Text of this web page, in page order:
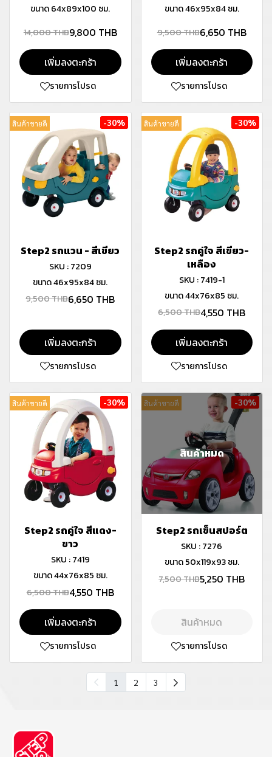
ขนาด 64x89x100 ซม.
14,000 THB9,800 THB
เพิ่มลงตะกร้า
รายการโปรด
ขนาด 46x95x84 ซม.
9,500 THB6,650 THB
เพิ่มลงตะกร้า
รายการโปรด
สินค้าขายดี -30%
Step2 รถแวน - สีเขียว
SKU : 7209
ขนาด 46x95x84 ซม.
9,500 THB6,650 THB
เพิ่มลงตะกร้า
รายการโปรด
สินค้าขายดี -30%
Step2 รถคู่ใจ สีเขียว-
เหลือง
SKU : 7419-1
ขนาด 44x76x85 ซม.
6,500 THB4,550 THB
เพิ่มลงตะกร้า
รายการโปรด
สินค้าขายดี -30%
Step2 รถคู่ใจ สีแดง-
ขาว
SKU : 7419
ขนาด 44x76x85 ซม.
6,500 THB4,550 THB
เพิ่มลงตะกร้า
รายการโปรด
สินค้าขายดี -30%
สินค้าหมด
Step2 รถเข็นสปอร์ต
SKU : 7276
ขนาด 50x119x93 ซม.
7,500 THB5,250 THB
สินค้าหมด
รายการโปรด
1 2 3